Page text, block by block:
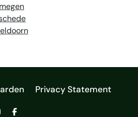
Privacy Statement